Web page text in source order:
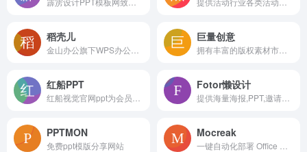
稻壳儿 巨量创意
红船PPT Fotor懒设计
PPTMON
免费ppt模版分享网站
Mocreak